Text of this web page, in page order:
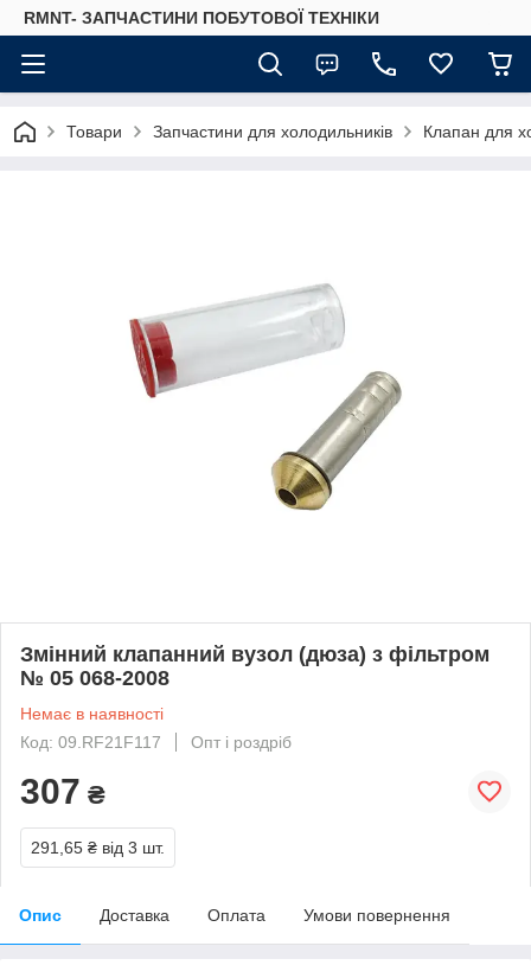
RMNT- ЗАПЧАСТИНИ ПОБУТОВОЇ ТЕХНІКИ
Товари Запчастини для холодильників Клапан для
Змінний клапанний вузол (дюза) з фільтром
№ 05 068-2008
Немає в наявності
Код: 09.RF21F117
Опт і роздріб
307 ₴
291,65 ₴ від 3 шт.
Опис Доставка Оплата Умови повернення